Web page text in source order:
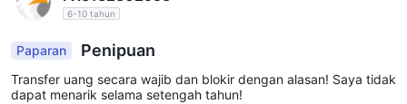
6-10 tahun
Paparan Penipuan
Transfer uang secara wajib dan blokir dengan alasan! Saya tidak
dapat menarik selama setengah tahun!